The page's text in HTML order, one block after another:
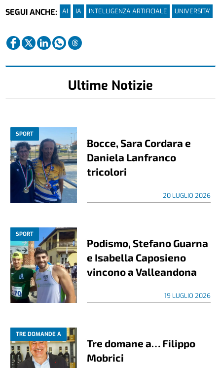
SEGUI ANCHE:
AI IA INTELLIGENZA ARTIFICIALE UNIVERSITA'
Ultime Notizie
SPORT
Bocce, Sara Cordara e
Daniela Lanfranco
tricolori
20 LUGLIO 2026
SPORT
Podismo, Stefano Guarna
e Isabella Caposieno
vincono a Valleandona
19 LUGLIO 2026
TRE DOMANDE A
Tre domane a… Filippo
Mobrici